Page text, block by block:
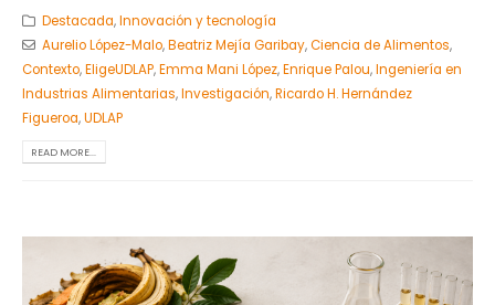
Destacada,Innovación y tecnología
Aurelio López-Malo,Beatriz Mejía Garibay,Ciencia de Alimentos,
Contexto,EligeUDLAP,Emma Mani López,Enrique Palou,Ingeniería en
Industrias Alimentarias,Investigación,Ricardo H. Hernández
Figueroa,UDLAP
READ MORE...